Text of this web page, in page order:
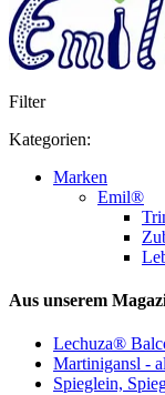
Filter
Kategorien:
Marken
Emil®
Aus unserem
Lechuza®
Martinigansl -
Spieglein,